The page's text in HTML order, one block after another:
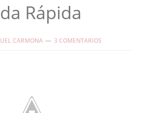
Rápida
CARMONA 3 COMENTARIOS